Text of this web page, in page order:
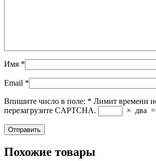
Имя *
Email *
Впишите число в поле: * Лимит времени
перезагрузите CAPTCHA.
× два =
Похожие товары